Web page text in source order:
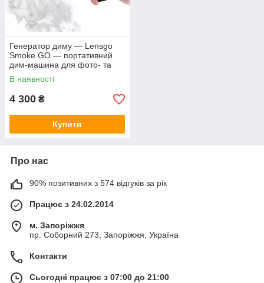
Генератор диму — Lensgo
Smoke GO — портативний
дим-машина для фото- та
відеознімання
В наявності
4 300 ₴
Купити
Про нас
90% позитивних з 574 відгуків за рік
Працює з 24.02.2014
м. Запоріжжя
пр. Соборний 273, Запоріжжя, Україна
Контакти
Сьогодні працює з 07:00 до 21:00